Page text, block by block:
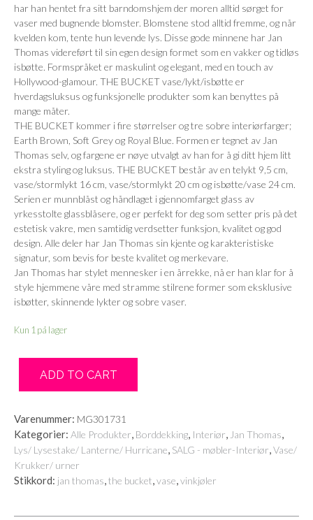
har han hentet fra sitt barndomshjem der moren alltid sørget for
vaser med bugnende blomster. Blomstene stod alltid fremme, og når
kvelden kom, tente hun levende lys. Disse gode minnene har Jan
Thomas videreført til sin egen design formet som en vakker og tidløs
isbøtte. Formspråket er maskulint og elegant, med en touch av
Hollywood-glamour. THE BUCKET vase/lykt/isbøtte er
hverdagsluksus og funksjonelle produkter som kan benyttes på
mange måter.
THE BUCKET kommer i fire størrelser og tre sobre interiørfarger;
Earth Brown, Soft Grey og Royal Blue. Formen er tegnet av Jan
Thomas selv, og fargene er nøye utvalgt av han for å gi ditt hjem litt
ekstra styling og luksus. THE BUCKET består av en telykt 9,5 cm,
vase/stormlykt 16 cm, vase/stormlykt 20 cm og isbøtte/vase 24 cm.
Serien er munnblåst og håndlaget i gjennomfarget glass av
yrkesstolte glassblåsere, og er perfekt for deg som setter pris på det
estetisk vakre, men samtidig verdsetter funksjon, kvalitet og god
design. Alle deler har Jan Thomas sin kjente og karakteristiske
signatur, som bevis for beste kvalitet og merkevare.
Jan Thomas har stylet mennesker i en årrekke, nå er han klar for å
style hjemmene våre med stramme stilrene former som eksklusive
isbøtter, skinnende lykter og sobre vaser.
Kun 1 på lager
ADD TO CART
Varenummer: MG301731
Kategorier: Alle Produkter, Borddekking, Interiør, Jan Thomas,
Lys/ Lysestake/ Lanterne/ Hurricane, SALG - møbler-Interiør,Vase/
Krukker/ urner
Stikkord: jan thomas,the bucket,vase,vinkjøler